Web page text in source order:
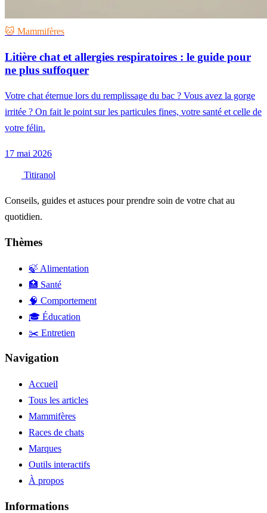
🐱 Mammifères
Litière chat et allergies respiratoires : le guide pour
ne plus suffoquer
Votre chat éternue lors du remplissage du bac ? Vous avez la gorge
irritée ? On fait le point sur les particules fines, votre santé et celle de
votre félin.
17 mai 2026
Titiranol
Conseils, guides et astuces pour prendre soin de votre chat au
quotidien.
Thèmes
🍃 Alimentation
🏥 Santé
🧠 Comportement
🎓 Éducation
✂️ Entretien
Navigation
Accueil
Tous les articles
Mammifères
Races de chats
Marques
Outils interactifs
À propos
Informations